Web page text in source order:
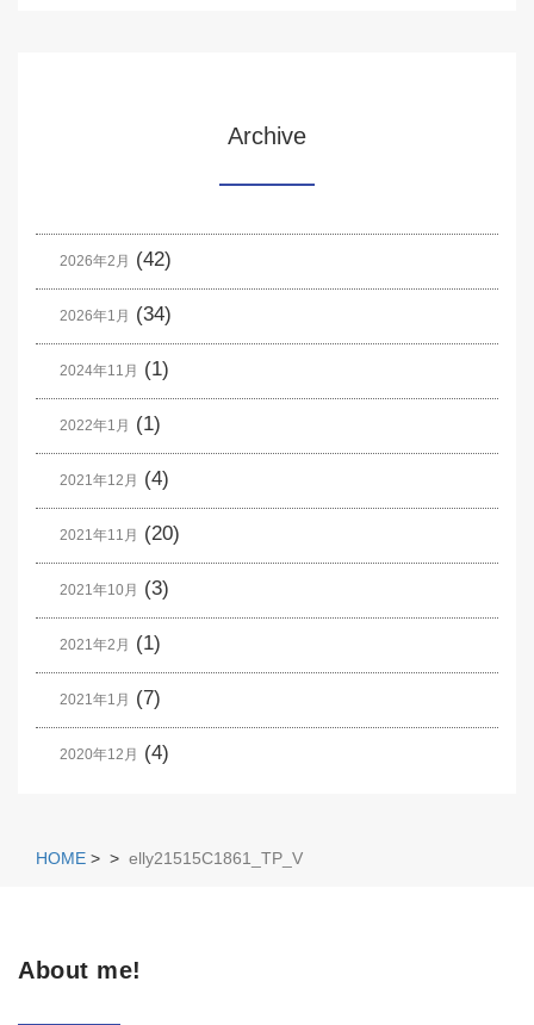
Archive
2026年2月 (42)
2026年1月 (34)
2024年11月 (1)
2022年1月 (1)
2021年12月 (4)
2021年11月 (20)
2021年10月 (3)
2021年2月 (1)
2021年1月 (7)
2020年12月 (4)
HOME > > elly21515C1861_TP_V
About me!